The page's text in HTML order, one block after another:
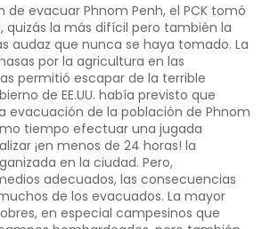
de evacuar Phnom Penh, el PCK tomó
quizás la más difícil pero también la
audaz que nunca se haya tomado. La
por la agricultura en las
permitió escapar de la terrible
de EE.UU. había previsto que
evacuación de la población de Phnom
tiempo efectuar una jugada
¡en menos de 24 horas! la
en la ciudad. Pero,
adecuados, las consecuencias
de los evacuados. La mayor
en especial campesinos que